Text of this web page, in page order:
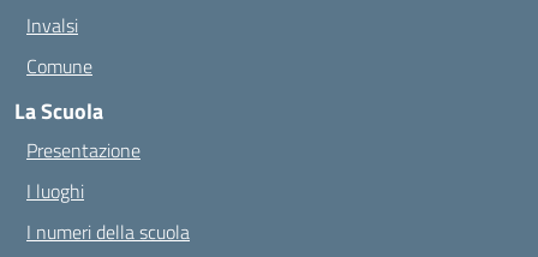
Invalsi
Comune
La Scuola
Presentazione
I luoghi
I numeri della scuola